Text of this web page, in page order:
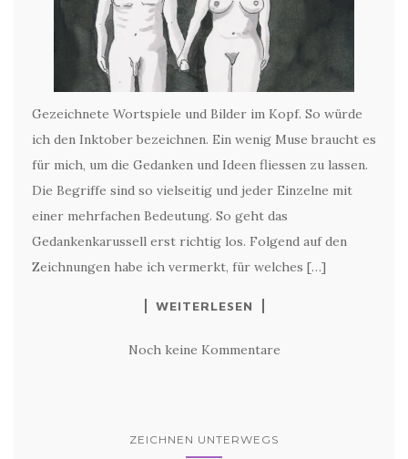
Gezeichnete Wortspiele und Bilder im Kopf. So würde
ich den Inktober bezeichnen. Ein wenig Muse braucht es
für mich, um die Gedanken und Ideen fliessen zu lassen.
Die Begriffe sind so vielseitig und jeder Einzelne mit
einer mehrfachen Bedeutung. So geht das
Gedankenkarussell erst richtig los. Folgend auf den
Zeichnungen habe ich vermerkt, für welches […]
WEITERLESEN
Noch keine Kommentare
ZEICHNEN UNTERWEGS